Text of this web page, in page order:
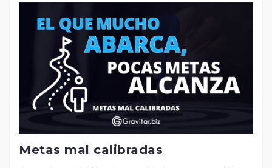
Metas mal calibradas